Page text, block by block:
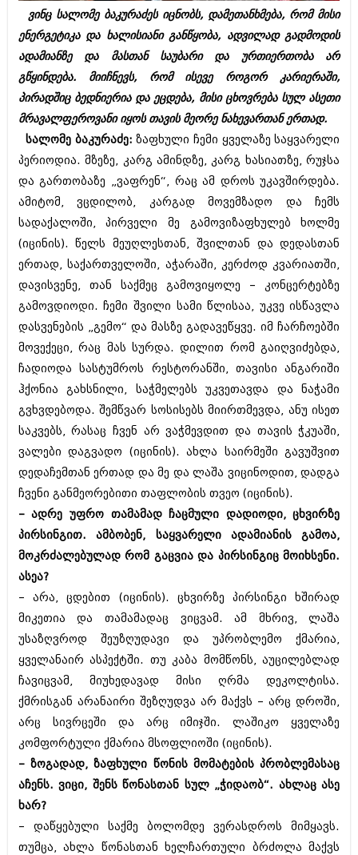
კულინარია
ავტორჩევები
ბელადები
ბიზნესსიახლეები
გვარები
თემიდას სასწორი
იუმორი
კალეიდოსკოპი
ჰოროსკოპი და შეუცნობელი
კრიმინალი
რომანი და დეტექტივი
სახალისო ამბები
შოუბიზნესი
დაიჯესტი
ქალი და მამაკაცი
ისტორია
სხვადასხვა
ანონსი
არქივი
აგვისტო 2018 (162)
ივლისი 2018 (223)
ივნისი 2018 (244)
მაისი 2018 (211)
აპრილი 2018 (194)
მარტი 2018 (256)
თებერვალი 2018 (208)
იანვარი 2018 (215)
დეკემბერი 2017 (243)
ოქტომბერი 2017 (231)
სექტემბერი 2017 (261)
აგვისტო 2017 (212)
მაისი 2017 (216)
აპრილი 2017 (220)
ბიზნესსიახლეები
გვარები
თემიდას სასწორი
იუმორი
კალეიდოსკოპი
ჰოროსკოპი და შეუცნობელი
კრიმინალი
რომანი და დეტექტივი
სახალისო ამბები
შოუბიზნესი
დაიჯესტი
ქალი და მამაკაცი
ისტორია
სხვადასხვა
ანონსი
არქივი
ნოემბერი 2020 (103)
ოქტომბერი 2020 (209)
სექტემბერი 2020 (204)
აგვისტო 2020 (249)
ივლისი 2020 (204)
ივნისი 2020 (249)
არქივის ზომის ნახვა
ვინც სალომე ბაკურაძეს იცნობს, დამეთანხმება, რომ მისი
ენერგეტიკა და ხალისიანი განწყობა, ადვილად გადმოდის
ადამიანზე და მასთან საუბარი და ურთიერთობა არ
გწყინდება. მიიჩნევს, რომ ისევე როგორ კარიერაში,
პირადშიც ბედნიერია და ეცდება, მისი ცხოვრება სულ ასეთი
მრავალფეროვანი იყოს თავის მეორე ნახევართან ერთად.
სალომე ბაკურაძე: ზაფხული ჩემი ყველაზე საყვარელი
პერიოდია. მზეზე, კარგ ამინდზე, კარგ ხასიათზე, რუჯსა
და გართობაზე „ვაფრენ“, რაც ამ დროს უკავშირდება.
ამიტომ, ვცდილობ, კარგად მოვემზადო და ჩემს
სადაქალოში, პირველი მე გამოვიზაფხულებ ხოლმე
(იცინის). წელს მეუღლესთან, შვილთან და დედასთან
ერთად, საქართველოში, აჭარაში, კერძოდ კვარიათში,
დავისვენე, თან საქმეც გამოვიყოლე – კონცერტებზე
გამოვდიოდი. ჩემი შვილი სამი წლისაა, უკვე ისწავლა
დასვენების „გემო“ და მასზე გადავეწყვე. იმ ჩარჩოებში
მოვექეცი, რაც მას სურდა. დილით რომ გაიღვიძებდა,
ჩადიოდა სასტუმროს რესტორანში, თავისი ანგარიში
ჰქონია გახსნილი, საჭმელებს უკვეთავდა და ნაჭამი
გვხვდებოდა. შემწვარ სოსისებს მიირთმევდა, ანუ ისეთ
საკვებს, რასაც ჩვენ არ ვაჭმევდით და თავის ჭკუაში,
ვალები დაგვადო (იცინის). ახლა საირმეში გავუშვით
დედაჩემთან ერთად და მე და ლაშა ვიცინოდით, დადგა
ჩვენი განმეორებითი თაფლობის თვეო (იცინის).
– ადრე უფრო თამამად ჩაცმული დადიოდი, ცხვირზე
პირსინგით. ამბობენ, საყვარელი ადამიანის გამოა,
მოკრძალებულად რომ გაცვია და პირსინგიც მოიხსენი.
ასეა?
– არა, ცდებით (იცინის). ცხვირზე პირსინგი ხშირად
მიკეთია და თამამადაც ვიცვამ. ამ მხრივ, ლაშა
უსაზღვროდ შეუზღუდავი და უპრობლემო ქმარია,
ყველანაირ ასპექტში. თუ კაბა მომწონს, აუცილებლად
ჩავიცვამ, მიუხედავად მისი ღრმა დეკოლტისა.
ქმრისგან არანაირი შეზღუდვა არ მაქვს – არც დროში,
არც სივრცეში და არც იმიჯში. ლაშიკო ყველაზე
კომფორტული ქმარია მსოფლიოში (იცინის).
– ზოგადად, ზაფხული წონის მომატების პრობლემასაც
აჩენს. ვიცი, შენს წონასთან სულ „ჭიდაობ“. ახლაც ასე
ხარ?
– დაწყებული საქმე ბოლომდე ვერასდროს მიმყავს.
თუმცა, ახლა წონასთან ხელჩართული ბრძოლა მაქვს